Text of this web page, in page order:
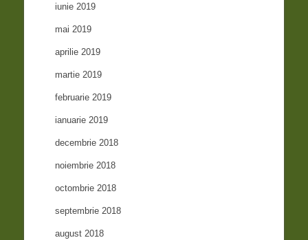
iunie 2019
mai 2019
aprilie 2019
martie 2019
februarie 2019
ianuarie 2019
decembrie 2018
noiembrie 2018
octombrie 2018
septembrie 2018
august 2018